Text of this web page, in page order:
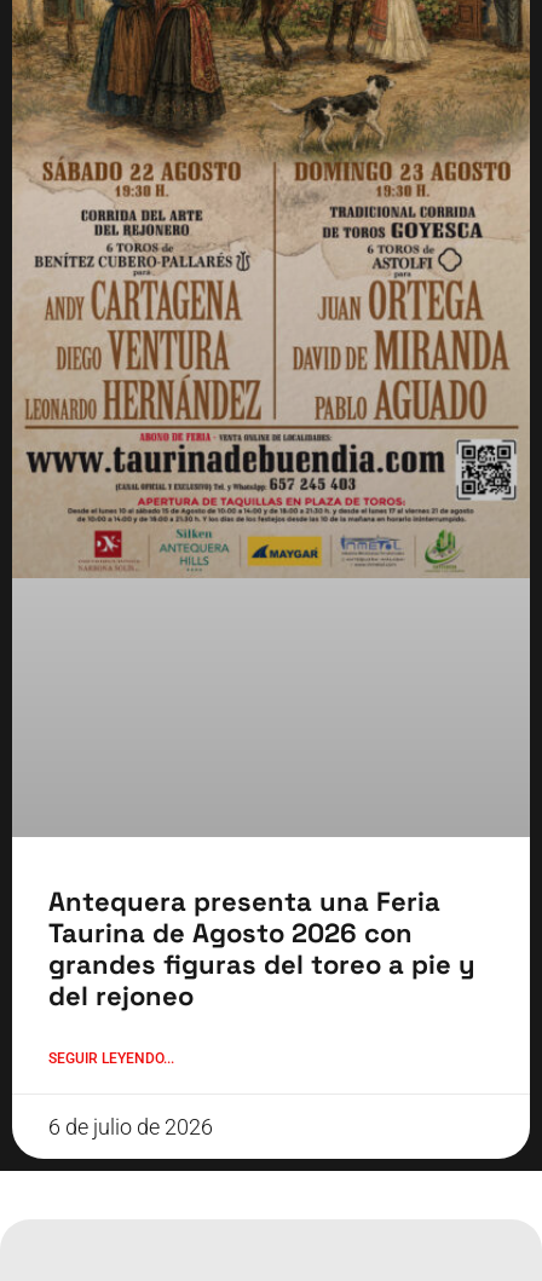
Antequera presenta una Feria
Taurina de Agosto 2026 con
grandes figuras del toreo a pie y
del rejoneo
SEGUIR LEYENDO...
6 de julio de 2026